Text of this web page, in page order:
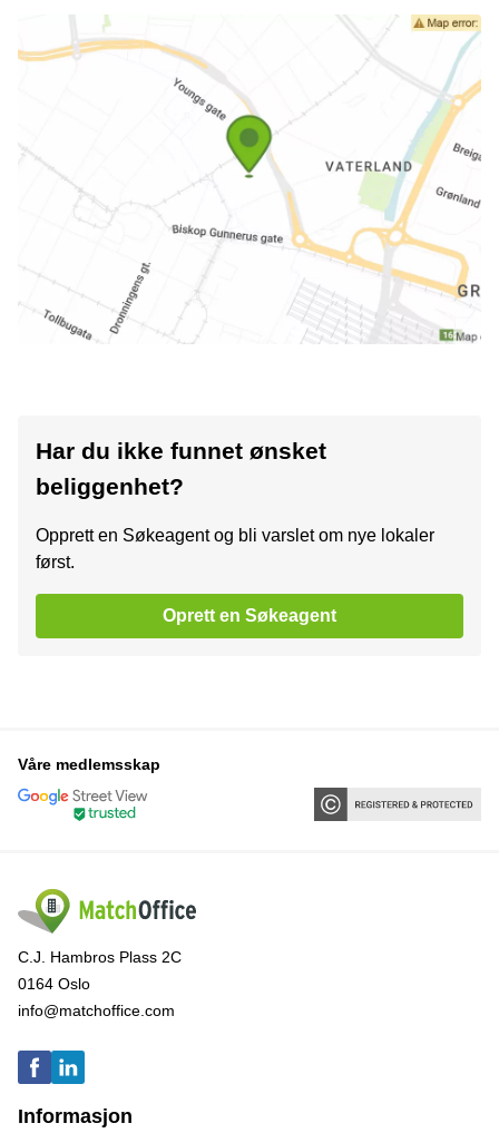
Har du ikke funnet ønsket
beliggenhet?
Opprett en Søkeagent og bli varslet om nye lokaler
først.
Oprett en Søkeagent
Våre medlemsskap
C.J. Hambros Plass 2C
0164 Oslo
info@matchoffice.com
Informasjon